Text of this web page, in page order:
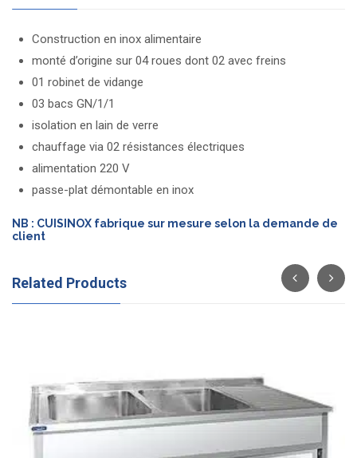
Construction en inox alimentaire
monté d’origine sur 04 roues dont 02 avec freins
01 robinet de vidange
03 bacs GN/1/1
isolation en lain de verre
chauffage via 02 résistances électriques
alimentation 220 V
passe-plat démontable en inox
NB : CUISINOX fabrique sur mesure selon la demande de
client
Related Products